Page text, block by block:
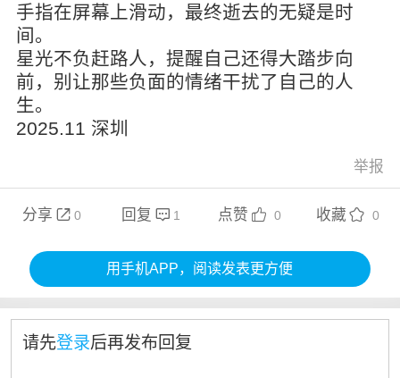
手指在屏幕上滑动，最终逝去的无疑是时
间。
星光不负赶路人，提醒自己还得大踏步向
前，别让那些负面的情绪干扰了自己的人
生。
2025.11 深圳
举报
分享  0 回复  1 点赞  0 收藏  0
用手机APP，阅读发表更方便
请先登录后再发布回复